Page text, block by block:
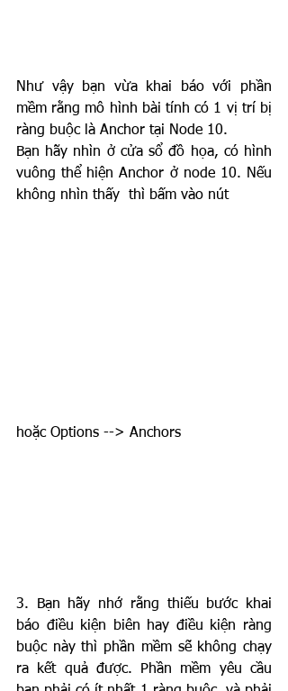
Như vậy bạn vừa khai báo với phần
mềm rằng mô hình bài tính có 1 vị trí bị
ràng buộc là Anchor tại Node 10.
Bạn hãy nhìn ở cửa sổ đồ họa, có hình
vuông thể hiện Anchor ở node 10. Nếu
không nhìn thấy  thì bấm vào nút
hoặc Options --> Anchors
3. Bạn hãy nhớ rằng thiếu bước khai
báo điều kiện biên hay điều kiện ràng
buộc này thì phần mềm sẽ không chạy
ra kết quả được. Phần mềm yêu cầu